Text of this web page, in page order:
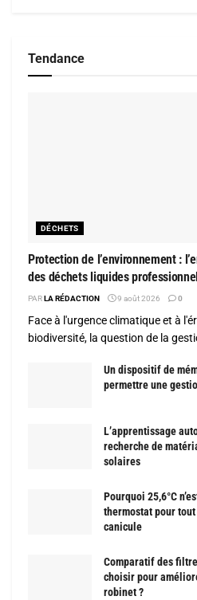
Tendance
DÉCHETS
Protection de l’environnement :
des déchets liquides
PARLA RÉDACTION 9 août 2026 0
Face à l'urgence climatique et à
biodiversité, la question de la
Un dispositif de
permettre une
L’apprentissage
recherche de
solaires
Pourquoi 25,6°C
thermostat pour
canicule
Comparatif des
choisir pour
robinet ?